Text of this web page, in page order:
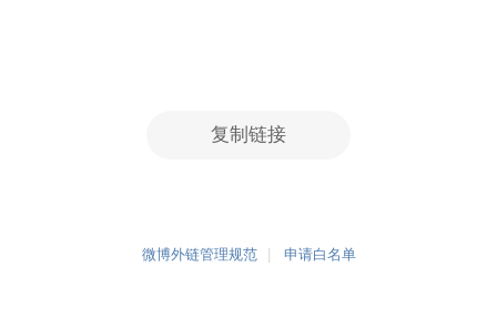
复制链接
微博外链管理规范 申请白名单